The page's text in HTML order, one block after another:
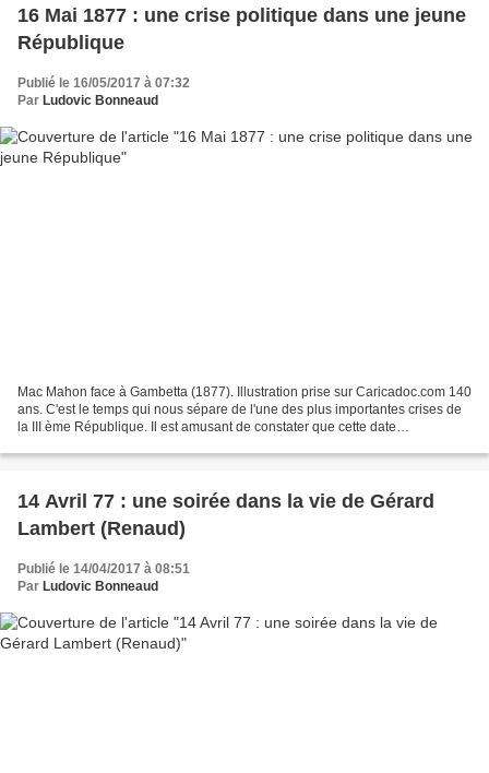
16 Mai 1877 : une crise politique dans une jeune
République
Publié le 16/05/2017 à 07:32
Par Ludovic Bonneaud
Mac Mahon face à Gambetta (1877). Illustration prise sur Caricadoc.com 140
ans. C'est le temps qui nous sépare de l'une des plus importantes crises de
la III ème République. Il est amusant de constater que cette date
14 Avril 77 : une soirée dans la vie de Gérard
Lambert (Renaud)
Publié le 14/04/2017 à 08:51
Par Ludovic Bonneaud